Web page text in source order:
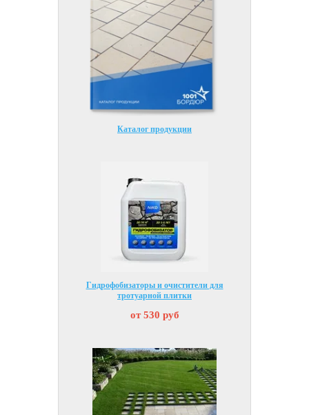
Каталог продукции
Гидрофобизаторы и очистители для
тротуарной плитки
от 530 руб